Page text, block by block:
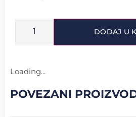
DODAJ U
Loading...
POVEZANI